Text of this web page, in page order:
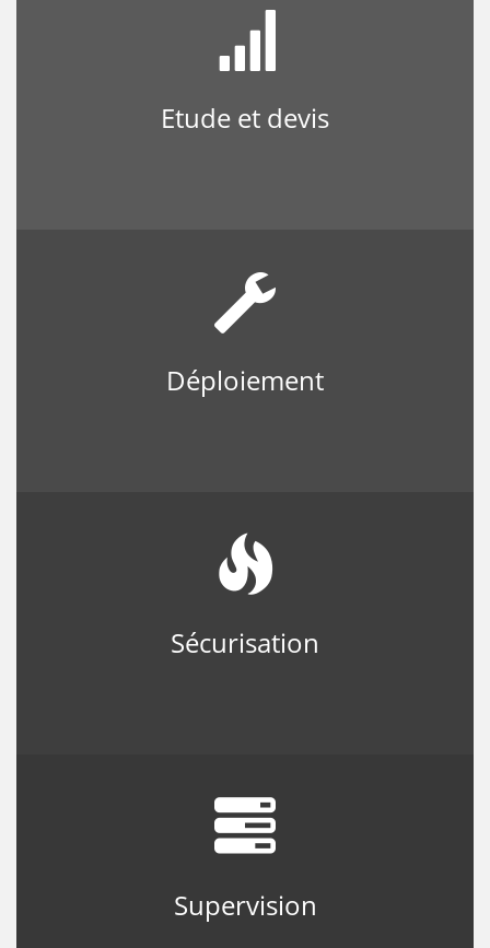
Etude et devis
Déploiement
Sécurisation
Supervision